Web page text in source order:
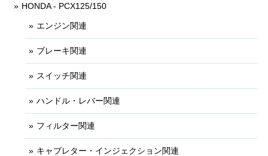
HONDA - PCX125/150
エンジン関連
ブレーキ関連
スイッチ関連
ハンドル・レバー関連
フィルター関連
キャブレター・インジェクション関連